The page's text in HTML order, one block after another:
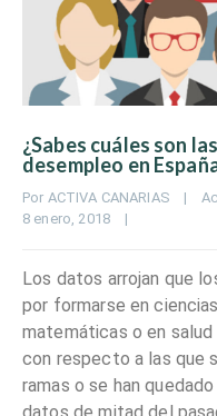
¿Sabes cuáles son
desempleo en
Por ACTIVA CANARIAS |
8 enero, 2018 |
Los datos arrojan que
por formarse en
matemáticas o en
con respecto a las que
ramas o se han